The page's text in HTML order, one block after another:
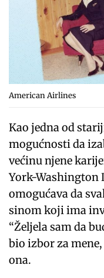
American Airlines
Kao jedna od
mogućnosti da
većinu njene
York-Washington
omogućava da
sinom koji ima
“Željela sam da
bio izbor za
ona.